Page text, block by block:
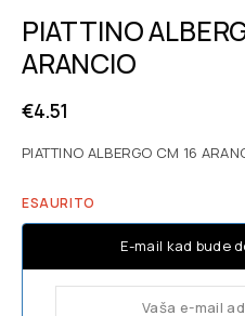
PIATTINO
ARANCIO
€4.51
PIATTINO ALBERGO CM 16
ESAURITO
E-mail kad bude